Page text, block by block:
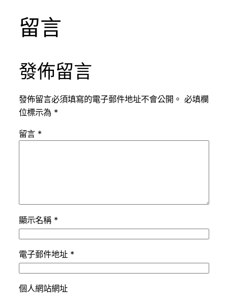
留言
發佈留言
發佈留言必須填寫的電子郵件地址不會公開。 必填欄
位標示為 *
留言 *
顯示名稱 *
電子郵件地址 *
個人網站網址